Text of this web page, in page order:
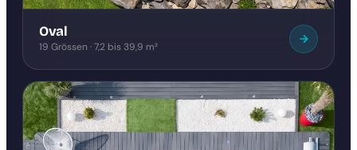
Oval
19 Grössen · 7,2 bis 39,9 m²